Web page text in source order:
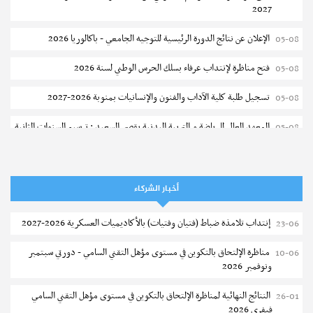
2027
05-08 الإعلان عن نتائج الدورة الرئيسية للتوجيه الجامعي - باكالوريا 2026
05-08 فتح مناظرة لإنتداب عرفاء بسلك الحرس الوطني لسنة 2026
05-08 تسجيل طلبة كلية الآداب والفنون والإنسانيات بمنوبة 2026-2027
05-08 المعهد العالي للرياضة و التربية البدنية بقصر السعيد : ترسيم السنوات الثانية
05-08 كلية العلوم الإقتصادية والتصرف بسوسة : الترشح لماجستير مهني جديد
05-08
الترشح للماجستير بالمعهد العالي للرياضة والتربية البدنية بصفاقس 2026-
نتائج القبول الأولي لمناظرة إنتداب أساتذة التعليم الثانوي والفني والتقني
04-08 المركز القطاعي للتكوين في الآلية الفلاحية جوقار الفحص :فتح باب الترشح
أخبار الشركاء
23-06 إنتداب تلامذة ضباط (فتيان وفتيات) بالأكاديميات العسكرية 2026-2027
10-06 مناظرة الإلتحاق بالتكوين في مستوى مؤهل التقني السامي - دورتي سبتمبر
ونوفمبر 2026
26-01 النتائج النهائية لمناظرة الإلتحاق بالتكوين في مستوى مؤهل التقني السامي
فيفري 2026